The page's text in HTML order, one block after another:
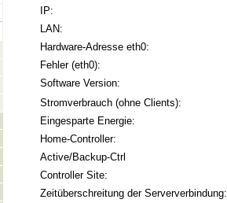
IP:
LAN:
Hardware-Adresse eth0:
Fehler (eth0):
Software Version:
Stromverbrauch (ohne Clients):
Eingesparte Energie:
Home-Controller:
Active/Backup-Ctrl
Controller Site:
Zeitüberschreitung der Serververbindung: